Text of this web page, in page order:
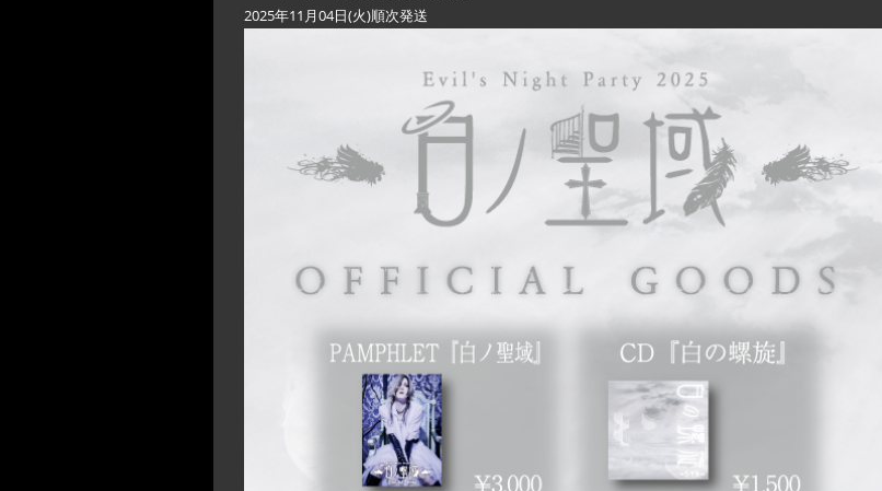
2025年11月04日(火)順次発送